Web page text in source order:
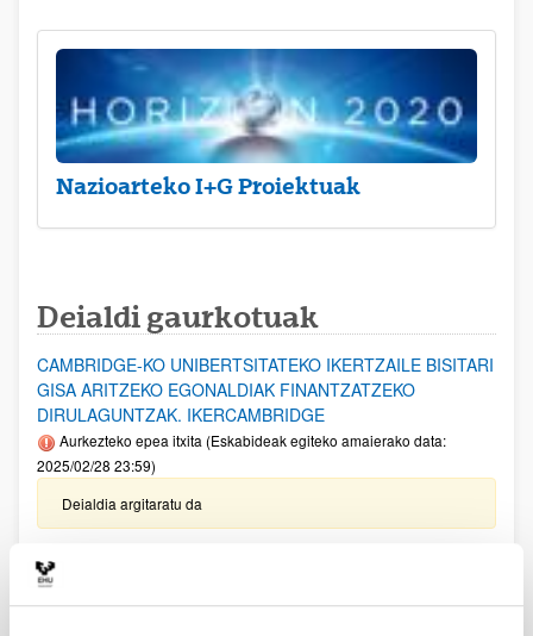
Nazioarteko I+G Proiektuak
Deialdi gaurkotuak
CAMBRIDGE-KO UNIBERTSITATEKO IKERTZAILE BISITARI
GISA ARITZEKO EGONALDIAK FINANTZATZEKO
DIRULAGUNTZAK. IKERCAMBRIDGE
Aurkezteko epea itxita (Eskabideak egiteko amaierako data:
2025/02/28 23:59)
Deialdia argitaratu da
EZAGUTZA SORTZEKO PROIEKTUAK 2024